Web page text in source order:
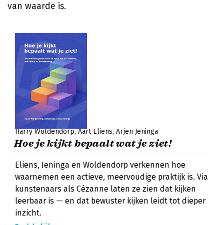
van waarde is.
Harry Woldendorp Aart Eliens Arjen Jeninga
Hoe je kijkt bepaalt wat je ziet!
Eliens, Jeninga en Woldendorp verkennen hoe
waarnemen een actieve, meervoudige praktijk is. Via
kunstenaars als Cézanne laten ze zien dat kijken
leerbaar is — en dat bewuster kijken leidt tot dieper
inzicht.